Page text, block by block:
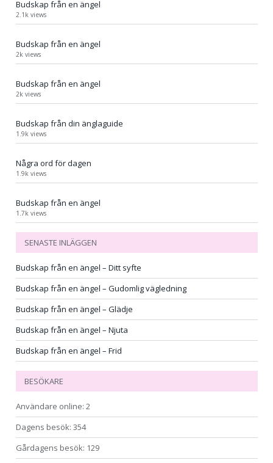
Budskap från en ängel
2.1k views
Budskap från en ängel
2k views
Budskap från en ängel
2k views
Budskap från din änglaguide
1.9k views
Några ord för dagen
1.9k views
Budskap från en ängel
1.7k views
SENASTE INLÄGGEN
Budskap från en ängel – Ditt syfte
Budskap från en ängel – Gudomlig vägledning
Budskap från en ängel – Glädje
Budskap från en ängel – Njuta
Budskap från en ängel – Frid
BESÖKARE
Användare online: 2
Dagens besök: 354
Gårdagens besök: 129